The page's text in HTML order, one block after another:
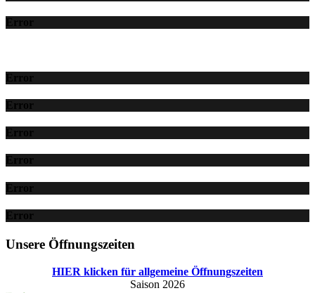
Error
Error
Error
Error
Error
Error
Error
Unsere Öffnungszeiten
HIER klicken für allgemeine Öffnungszeiten
Saison 2026